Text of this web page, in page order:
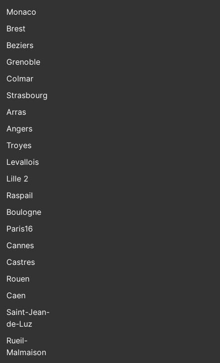
Monaco
Brest
Beziers
Grenoble
Colmar
Strasbourg
Arras
Angers
Troyes
Levallois
Lille 2
Raspail
Boulogne
Paris16
Cannes
Castres
Rouen
Caen
Saint-Jean-
de-Luz
Rueil-
Malmaison